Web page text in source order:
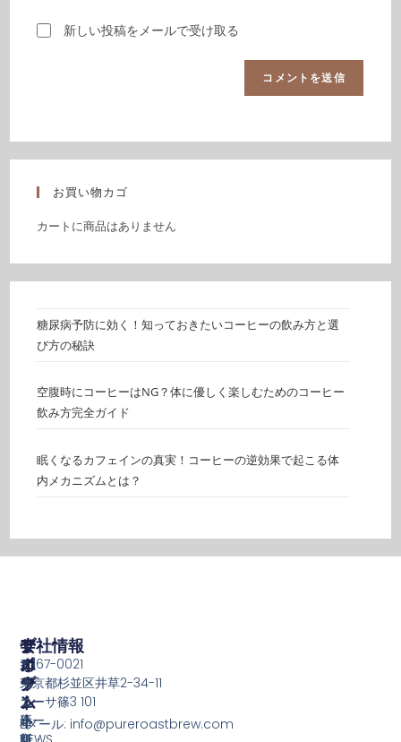
新しい投稿をメールで受け取る
お買い物カゴ
カートに商品はありません
糖尿病予防に効く！知っておきたいコーヒーの飲み方と選
び方の秘訣
空腹時にコーヒーはNG？体に優しく楽しむためのコーヒー
飲み方完全ガイド
眠くなるカフェインの真実！コーヒーの逆効果で起こる体
内メカニズムとは？
ア
カ
ウ
ン
ト
ア
イ
テ
ム
新
ブ
ロ
グ
コー
ヒー
サ
ポ
ー
ト
送
会社情報
〒167-0021
東京都杉並区井草2-34-11
カーサ篠3 101
Eメール: info@pureroastbrew.com